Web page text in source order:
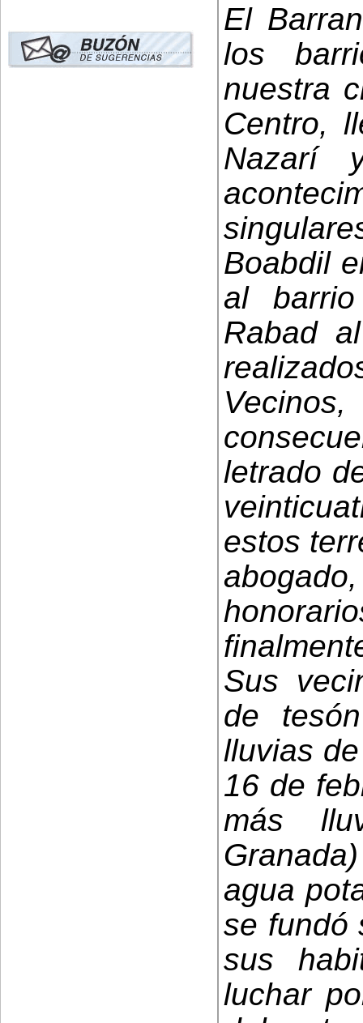
El
los
nuestra
Centro,
Nazarí
Boabdil
al
Rabad
letrado
estos
Sus
de
lluvias
16 de
más
agua
se fundó
sus
luchar